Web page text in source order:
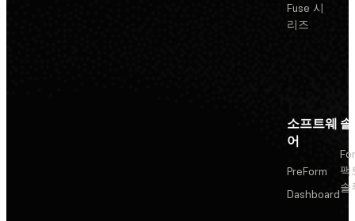
Fuse 시
리즈
소프트웨
어
PreForm
Dashboard
팩
솔